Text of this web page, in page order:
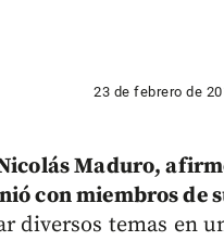
23 de febrero de
Maduro,
con miembros de
diversos temas en